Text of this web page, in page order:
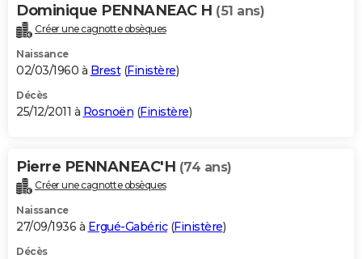
Dominique PENNANEAC H (51 ans)
Créer une cagnotte obsèques
Naissance
02/03/1960 à Brest(Finistère)
Décès
25/12/2011 à Rosnoën (Finistère)
Pierre PENNANEAC'H (74 ans)
Créer une cagnotte obsèques
Naissance
27/09/1936 à Ergué-Gabéric(Finistère)
Décès